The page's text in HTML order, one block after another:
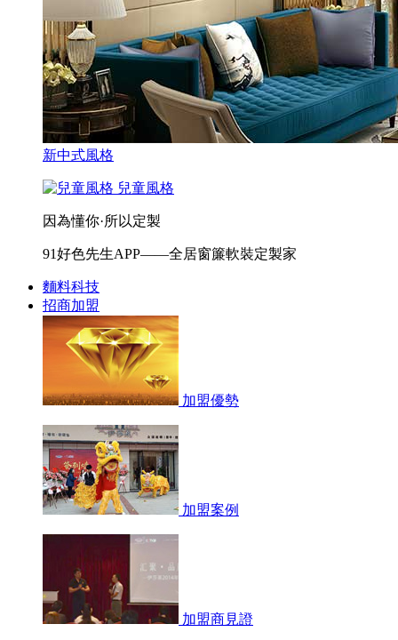
新中式風格
兒童風格
因為懂你·所以定製
91好色先生APP——全居窗簾軟裝定製家
麵料科技
招商加盟
加盟優勢
加盟案例
加盟商見證